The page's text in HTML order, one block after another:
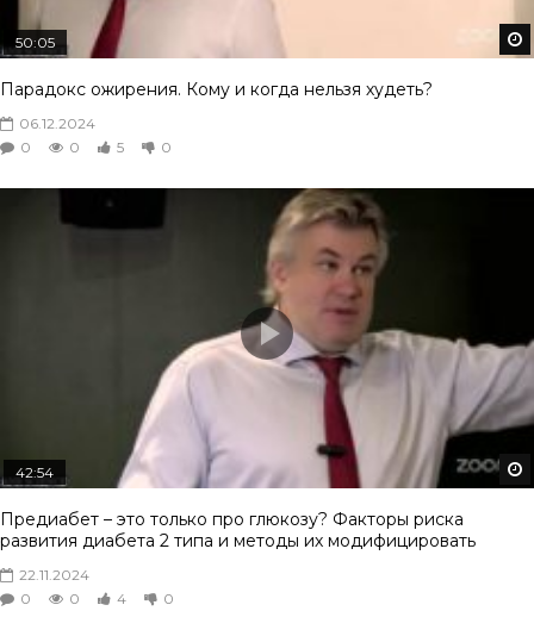
50:05
Парадокс ожирения. Кому и когда нельзя худеть?
06.12.2024
0
0 5 0
42:54
Предиабет – это только про глюкозу? Факторы риска
развития диабета 2 типа и методы их модифицировать
22.11.2024
0
0 4 0